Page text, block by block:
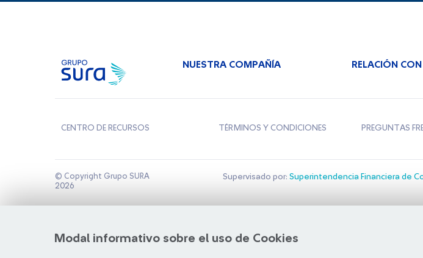
Modal informativo sobre el uso de Cookies
NUESTRA COMPAÑÍA RELACIÓN
CENTRO DE RECURSOS TÉRMINOS Y CONDICIONES PREGUNTAS
© Copyright Grupo SURA
2026
Supervisado por: Superintendencia Financiera de